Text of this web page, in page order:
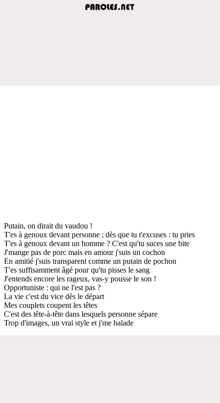
Putain, on dirait du vaudou !
T'es à genoux devant personne ; dès que tu t'excuses : tu pries
T'es à genoux devant un homme ? C'est qu'tu suces une bite
J'mange pas de porc mais en amour j'suis un cochon
En amitié j'suis transparent comme un putain de pochon
T'es suffisamment âgé pour qu'tu pisses le sang
J'entends encore les rageux, vas-y pousse le son !
Opportuniste : qui ne l'est pas ?
La vie c'est du vice dès le départ
Mes couplets coupent les têtes
C'est des tête-à-tête dans lesquels personne sépare
Trop d'images, un vrai style et j'me balade